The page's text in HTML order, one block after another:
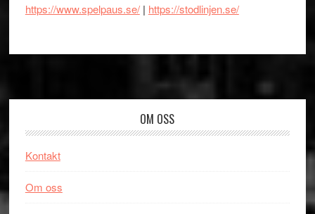
https://www.spelpaus.se/| https://stodlinjen.se/
OM OSS
Kontakt
Om oss